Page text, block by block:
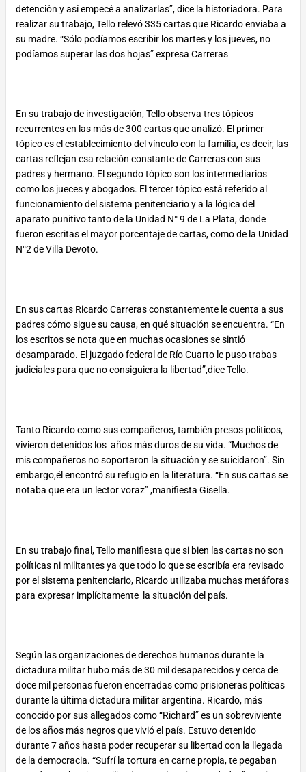
detención y así empecé a analizarlas”, dice la historiadora. Para
realizar su trabajo, Tello relevó 335 cartas que Ricardo enviaba a
su madre. “Sólo podíamos escribir los martes y los jueves, no
podíamos superar las dos hojas” expresa Carreras
En su trabajo de investigación, Tello observa tres tópicos
recurrentes en las más de 300 cartas que analizó. El primer
tópico es el establecimiento del vínculo con la familia, es decir, las
cartas reflejan esa relación constante de Carreras con sus
padres y hermano. El segundo tópico son los intermediarios
como los jueces y abogados. El tercer tópico está referido al
funcionamiento del sistema penitenciario y a la lógica del
aparato punitivo tanto de la Unidad N° 9 de La Plata, donde
fueron escritas el mayor porcentaje de cartas, como de la Unidad
N°2 de Villa Devoto.
En sus cartas Ricardo Carreras constantemente le cuenta a sus
padres cómo sigue su causa, en qué situación se encuentra. “En
los escritos se nota que en muchas ocasiones se sintió
desamparado. El juzgado federal de Río Cuarto le puso trabas
judiciales para que no consiguiera la libertad”,dice Tello.
Tanto Ricardo como sus compañeros, también presos políticos,
vivieron detenidos los años más duros de su vida. “Muchos de
mis compañeros no soportaron la situación y se suicidaron”. Sin
embargo,él encontró su refugio en la literatura. “En sus cartas se
notaba que era un lector voraz” ,manifiesta Gisella.
En su trabajo final, Tello manifiesta que si bien las cartas no son
políticas ni militantes ya que todo lo que se escribía era revisado
por el sistema penitenciario, Ricardo utilizaba muchas metáforas
para expresar implícitamente la situación del país.
Según las organizaciones de derechos humanos durante la
dictadura militar hubo más de 30 mil desaparecidos y cerca de
doce mil personas fueron encerradas como prisioneras políticas
durante la última dictadura militar argentina. Ricardo, más
conocido por sus allegados como “Richard” es un sobreviviente
de los años más negros que vivió el país. Estuvo detenido
durante 7 años hasta poder recuperar su libertad con la llegada
de la democracia. “Sufrí la tortura en carne propia, te pegaban